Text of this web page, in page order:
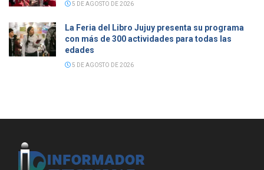
5 DE AGOSTO DE 2026
La Feria del Libro Jujuy presenta su programa
con más de 300 actividades para todas las
edades
5 DE AGOSTO DE 2026